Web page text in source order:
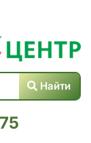
Найти